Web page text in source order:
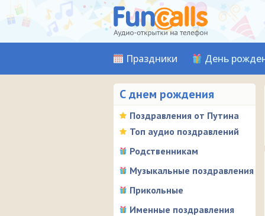
Праздники День
С днем рождения
Поздравления от Путина
Топ аудио поздравлений
Родственникам
Музыкальные поздравления
Прикольные
Именные поздравления